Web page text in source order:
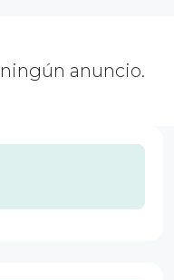
anuncio.